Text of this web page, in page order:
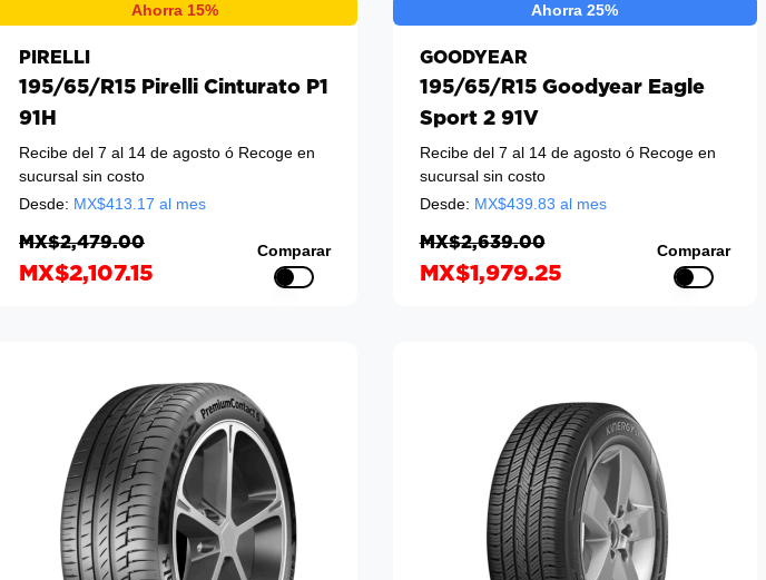
Ahorra 15%
PIRELLI
195/65/R15 Pirelli Cinturato P1
91H
Recibe del 7 al 14 de agosto ó Recoge en
sucursal sin costo
Desde: MX$413.17 al mes
MX$2,479.00
MX$2,107.15
Comparar
Ahorra 25%
GOODYEAR
195/65/R15 Goodyear Eagle
Sport 2 91V
Recibe del 7 al 14 de agostoó Recoge en
sucursal sin costo
Desde: MX$439.83 al mes
MX$2,639.00
MX$1,979.25
Comparar